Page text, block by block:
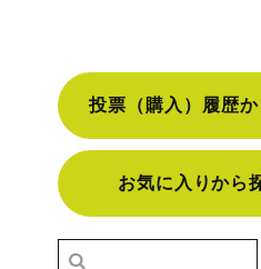
投票（購入）履歴
お気に入りから